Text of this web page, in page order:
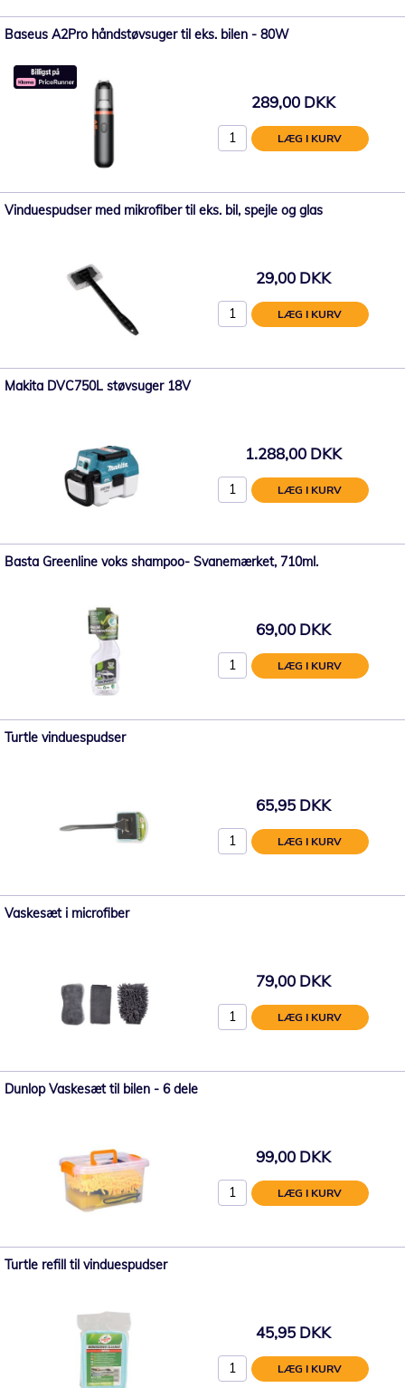
Baseus A2Pro håndstøvsuger til eks. bilen - 80W
289,00 DKK
LÆG I KURV
Vinduespudser med mikrofiber til eks. bil, spejle og glas
29,00 DKK
LÆG I KURV
Makita DVC750L støvsuger 18V
1.288,00 DKK
LÆG I KURV
Basta Greenline voks shampoo- Svanemærket, 710ml.
69,00 DKK
LÆG I KURV
Turtle vinduespudser
65,95 DKK
LÆG I KURV
Vaskesæt i microfiber
79,00 DKK
LÆG I KURV
Dunlop Vaskesæt til bilen - 6 dele
99,00 DKK
LÆG I KURV
Turtle refill til vinduespudser
45,95 DKK
LÆG I KURV